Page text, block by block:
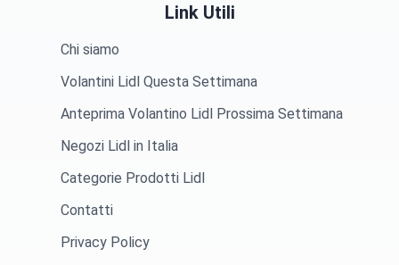
Link Utili
Chi siamo
Volantini Lidl Questa Settimana
Anteprima Volantino Lidl Prossima Settimana
Negozi Lidl in Italia
Categorie Prodotti Lidl
Contatti
Privacy Policy